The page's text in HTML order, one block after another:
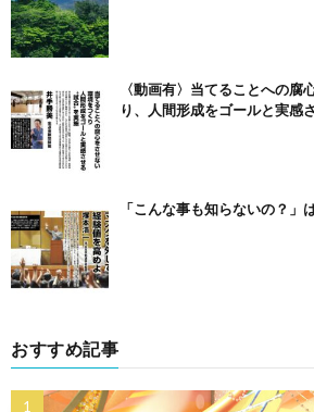
〈動画有〉当てることへの腐
り、人間形成をゴールと実感
「こんな事も知らないの？」
おすすめ記事